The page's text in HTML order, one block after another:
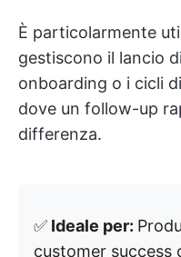
È particolarmente
gestiscono il lancio
onboarding o i cicli
dove un follow-up
differenza.
✅ Ideale per:
customer success